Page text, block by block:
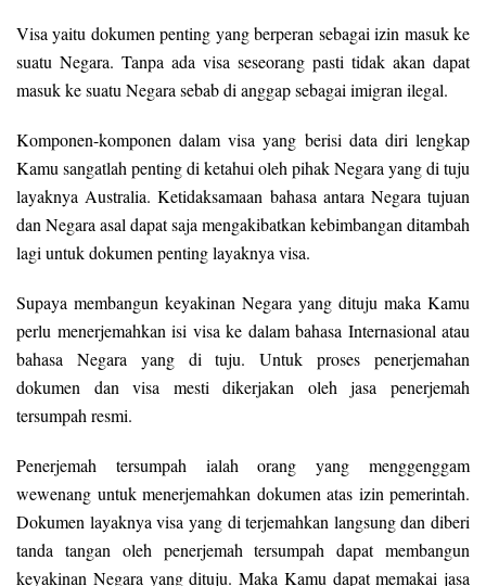
Visa yaitu dokumen penting yang berperan sebagai izin masuk ke
suatu Negara. Tanpa ada visa seseorang pasti tidak akan dapat
masuk ke suatu Negara sebab di anggap sebagai imigran ilegal.
Komponen-komponen dalam visa yang berisi data diri lengkap
Kamu sangatlah penting di ketahui oleh pihak Negara yang di tuju
layaknya Australia. Ketidaksamaan bahasa antara Negara tujuan
dan Negara asal dapat saja mengakibatkan kebimbangan ditambah
lagi untuk dokumen penting layaknya visa.
Supaya membangun keyakinan Negara yang dituju maka Kamu
perlu menerjemahkan isi visa ke dalam bahasa Internasional atau
bahasa Negara yang di tuju. Untuk proses penerjemahan
dokumen dan visa mesti dikerjakan oleh jasa penerjemah
tersumpah resmi.
Penerjemah tersumpah ialah orang yang menggenggam
wewenang untuk menerjemahkan dokumen atas izin pemerintah.
Dokumen layaknya visa yang di terjemahkan langsung dan diberi
tanda tangan oleh penerjemah tersumpah dapat membangun
keyakinan Negara yang dituju. Maka Kamu dapat memakai jasa